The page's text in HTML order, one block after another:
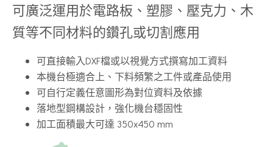
可廣泛運用於電路板、塑膠、壓克力、木
質等不同材料的鑽孔或切割應用
可直接輸入DXF檔或以視覺方式撰寫加工資料
本機台極適合上、下料頻繁之工件或產品使用
可自行定義任意圖形為對位資料及依據
落地型鋼構設計，強化機台穩固性
加工面積最大可達 350x450 mm